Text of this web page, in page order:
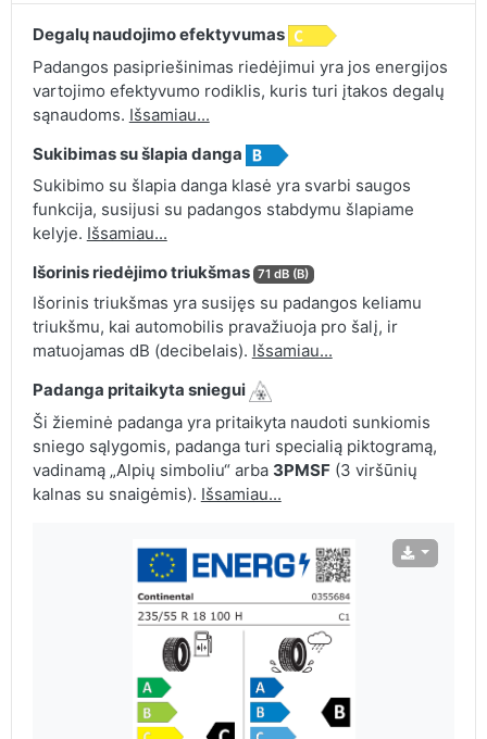
Degalų naudojimo efektyvumas
Padangos pasipriešinimas riedėjimui yra jos energijos
vartojimo efektyvumo rodiklis, kuris turi įtakos degalų
sąnaudoms. Išsamiau...
Sukibimas su šlapia danga
Sukibimo su šlapia danga klasė yra svarbi saugos
funkcija, susijusi su padangos stabdymu šlapiame
kelyje. Išsamiau...
Išorinis riedėjimo triukšmas 71 dB (B)
Išorinis triukšmas yra susijęs su padangos keliamu
triukšmu, kai automobilis pravažiuoja pro šalį, ir
matuojamas dB (decibelais). Išsamiau...
Padanga pritaikyta sniegui
Ši žieminė padanga yra pritaikyta naudoti sunkiomis
sniego sąlygomis, padanga turi specialią piktogramą,
vadinamą „Alpių simboliu“ arba 3PMSF(3 viršūnių
kalnas su snaigėmis). Išsamiau...